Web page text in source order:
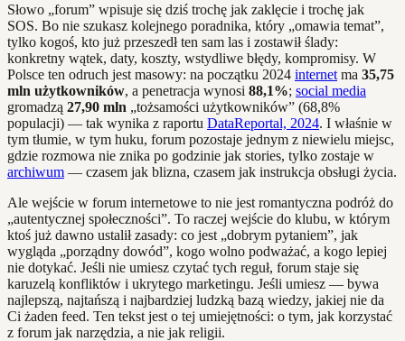
Słowo „forum” wpisuje się dziś trochę jak zaklęcie i trochę jak
SOS. Bo nie szukasz kolejnego poradnika, który „omawia temat”,
tylko kogoś, kto już przeszedł ten sam las i zostawił ślady:
konkretny wątek, daty, koszty, wstydliwe błędy, kompromisy. W
Polsce ten odruch jest masowy: na początku 2024 internet ma 35,75
mln użytkowników, a penetracja wynosi 88,1%; social media
gromadzą 27,90 mln „tożsamości użytkowników” (68,8%
populacji) — tak wynika z raportu DataReportal, 2024. I właśnie w
tym tłumie, w tym huku, forum pozostaje jednym z niewielu miejsc,
gdzie rozmowa nie znika po godzinie jak stories, tylko zostaje w
archiwum — czasem jak blizna, czasem jak instrukcja obsługi życia.
Ale wejście w forum internetowe to nie jest romantyczna podróż do
„autentycznej społeczności”. To raczej wejście do klubu, w którym
ktoś już dawno ustalił zasady: co jest „dobrym pytaniem”, jak
wygląda „porządny dowód”, kogo wolno podważać, a kogo lepiej
nie dotykać. Jeśli nie umiesz czytać tych reguł, forum staje się
karuzelą konfliktów i ukrytego marketingu. Jeśli umiesz — bywa
najlepszą, najtańszą i najbardziej ludzką bazą wiedzy, jakiej nie da
Ci żaden feed. Ten tekst jest o tej umiejętności: o tym, jak korzystać
z forum jak narzędzia, a nie jak religii.